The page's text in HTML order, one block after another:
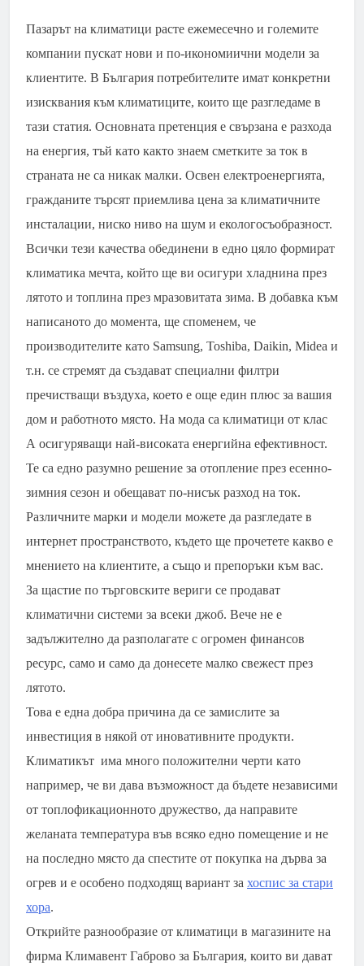
Пазарът на климатици расте ежемесечно и големите
компании пускат нови и по-икономиични модели за
клиентите. В България потребителите имат конкретни
изисквания към климатиците, които ще разгледаме в
тази статия. Основната претенция е свързана е разхода
на енергия, тъй като както знаем сметките за ток в
страната не са никак малки. Освен електроенергията,
гражданите търсят приемлива цена за климатичните
инсталации, ниско ниво на шум и екологосъобразност.
Всички тези качества обединени в едно цяло формират
климатика мечта, който ще ви осигури хладнина през
лятото и топлина през мразовитата зима. В добавка към
написаното до момента, ще споменем, че
производителите като Samsung, Toshiba, Daikin, Midea и
т.н. се стремят да създават специални филтри
пречистващи въздуха, което е още един плюс за вашия
дом и работното място. На мода са климатици от клас
А осигуряващи най-високата енергийна ефективност.
Те са едно разумно решение за отопление през есенно-
зимния сезон и обещават по-нисък разход на ток.
Различните марки и модели можете да разгледате в
интернет пространството, където ще прочетете какво е
мнението на клиентите, а също и препоръки към вас.
За щастие по търговските вериги се продават
климатични системи за всеки джоб. Вече не е
задължително да разполагате с огромен финансов
ресурс, само и само да донесете малко свежест през
лятото.
Това е една добра причина да се замислите за
инвестиция в някой от иновативните продукти.
Климатикът има много положителни черти като
например, че ви дава възможност да бъдете независими
от топлофикационното дружество, да направите
желаната температура във всяко едно помещение и не
на последно място да спестите от покупка на дърва за
огрев и е особено подходящ вариант за хоспис за стари
хора.
Открийте разнообразие от климатици в магазините на
фирма Климавент Габрово за България, които ви дават